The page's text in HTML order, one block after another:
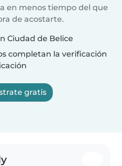
en menos tiempo del que
de acostarte.
Ciudad de Belice
completan la verificación
gratis